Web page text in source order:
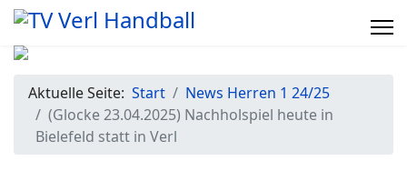
Aktuelle Seite: Start
News Herren 1 24/25
(Glocke 23.04.2025) Nachholspiel heute in
Bielefeld statt in Verl